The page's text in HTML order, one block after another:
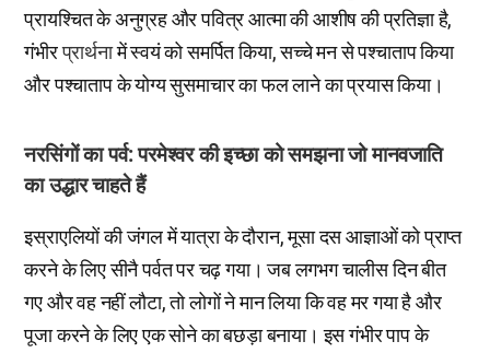
प्रायश्चित के अनुग्रह और पवित्र आत्मा की आशीष की प्रतिज्ञा है,
गंभीरप्रार्थनामें स्वयं को समर्पित किया, सच्चे मन से पश्चाताप किया
और पश्चाताप के योग्य सुसमाचार का फल लाने का प्रयास किया।
नरसिंगों का पर्व: परमेश्वर की इच्छा को समझना जो मानवजाति
का उद्धार चाहते हैं
इस्राएलियों की जंगल में यात्रा के दौरान, मूसा दस आज्ञाओं को प्राप्त
करने के लिए सीनै पर्वत पर चढ़ गया। जब लगभग चालीस दिन बीत
गए और वह नहीं लौटा, तो लोगों ने मान लिया कि वह मर गया है और
पूजा करने के लिए एक सोने का बछड़ा बनाया। इस गंभीर पाप के